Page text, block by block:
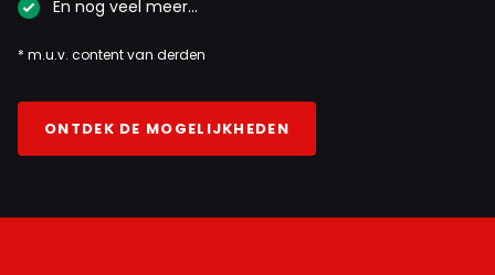
En nog veel meer…
* m.u.v. content van derden
ONTDEK DE MOGELIJKHEDEN